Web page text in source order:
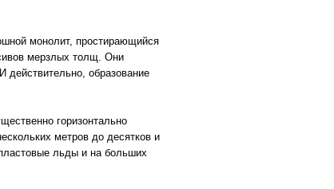
монолит, простирающийся
мерзлых толщ. Они
образование
горизонтально
метров до десятков и
льды и на больших